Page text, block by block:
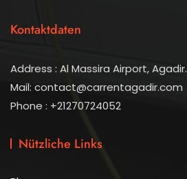
Kontaktdaten
Address : Al Massira Airport, Agadir.
Mail: contact@carrentagadir.com
Phone : +21270724052
Nützliche Links